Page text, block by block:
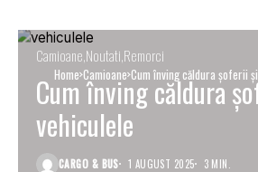
Home Camioane Cum înving căldura șoferii
Camioane Noutati Remorci
Cum înving căldura
vehiculele
CARGO & BUS 1 AUGUST 2025 3 MIN.